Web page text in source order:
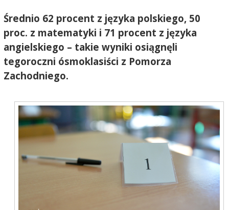
Średnio 62 procent z języka polskiego, 50
proc. z matematyki i 71 procent z języka
angielskiego – takie wyniki osiągnęli
tegoroczni ósmoklasiści z Pomorza
Zachodniego.